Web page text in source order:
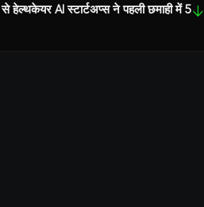
हेल्थकेयर AI स्टार्टअप्स ने पहली छमाही में 5↓